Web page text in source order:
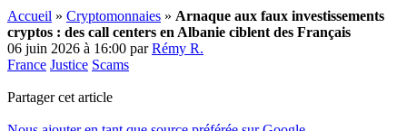
Accueil » Cryptomonnaies » Arnaque aux faux investissements
cryptos : des call centers en Albanie ciblent des Français
06 juin 2026 à 16:00 parRémy R.
France Justice Scams
Partager cet article